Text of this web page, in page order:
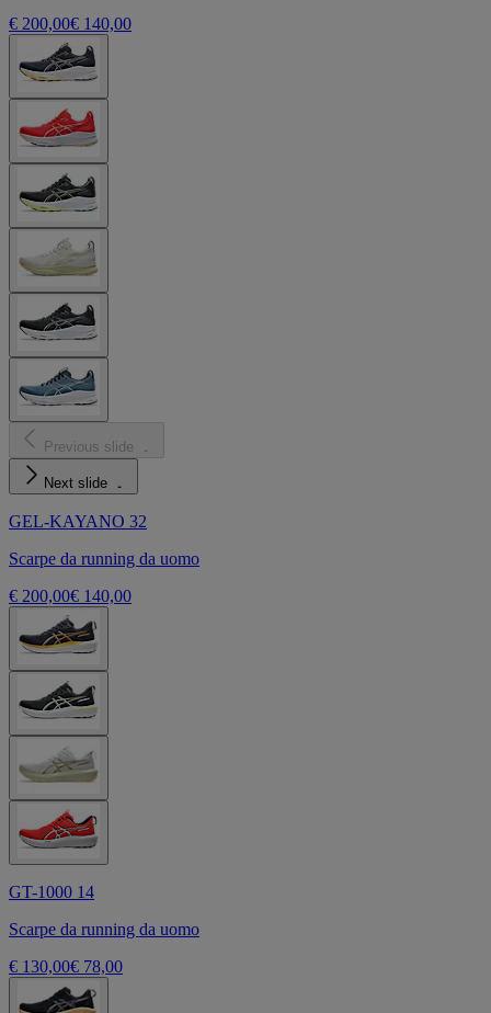
€ 200,00€ 140,00
Previous slide
Next slide
GEL-KAYANO 32
Scarpe da running da uomo
€ 200,00€ 140,00
GT-1000 14
Scarpe da running da uomo
€ 130,00€ 78,00